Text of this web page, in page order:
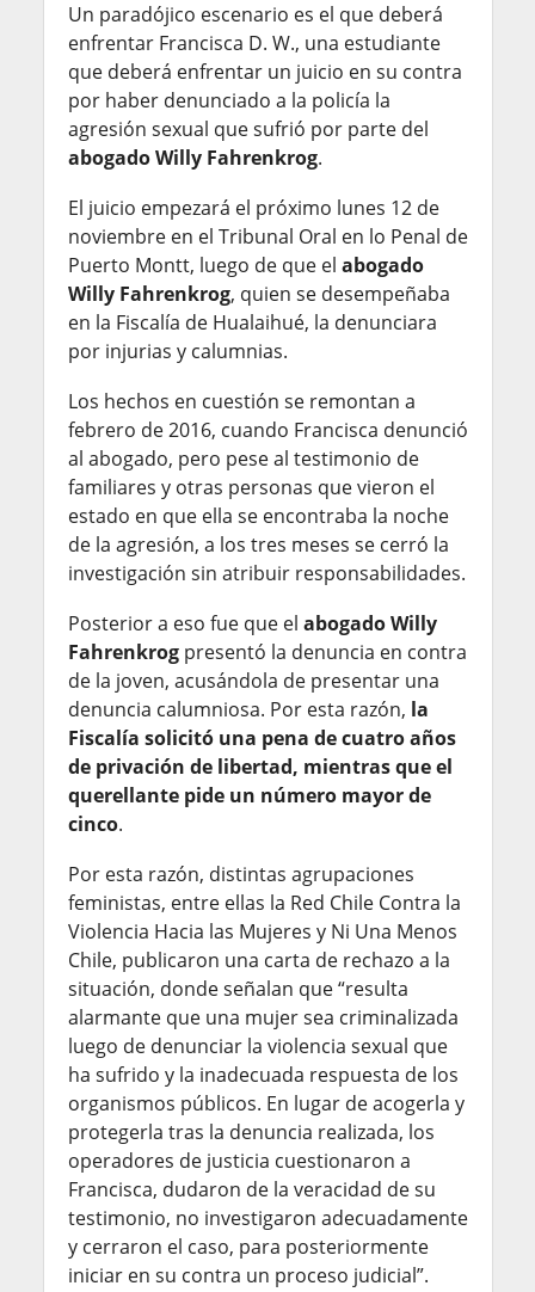
Un paradójico escenario es el que deberá
enfrentar Francisca D. W., una estudiante
que deberá enfrentar un juicio en su contra
por haber denunciado a la policía la
agresión sexual que sufrió por parte del
abogado Willy Fahrenkrog.
El juicio empezará el próximo lunes 12 de
noviembre en el Tribunal Oral en lo Penal de
Puerto Montt, luego de que el abogado
Willy Fahrenkrog, quien se desempeñaba
en la Fiscalía de Hualaihué, la denunciara
por injurias y calumnias.
Los hechos en cuestión se remontan a
febrero de 2016, cuando Francisca denunció
al abogado, pero pese al testimonio de
familiares y otras personas que vieron el
estado en que ella se encontraba la noche
de la agresión, a los tres meses se cerró la
investigación sin atribuir responsabilidades.
Posterior a eso fue que el abogado Willy
Fahrenkrogpresentó la denuncia en contra
de la joven, acusándola de presentar una
denuncia calumniosa. Por esta razón, la
Fiscalía solicitó una pena de cuatro años
de privación de libertad, mientras que el
querellante pide un número mayor de
cinco.
Por esta razón, distintas agrupaciones
feministas, entre ellas la Red Chile Contra la
Violencia Hacia las Mujeres y Ni Una Menos
Chile, publicaron una carta de rechazo a la
situación, donde señalan que “resulta
alarmante que una mujer sea criminalizada
luego de denunciar la violencia sexual que
ha sufrido y la inadecuada respuesta de los
organismos públicos. En lugar de acogerla y
protegerla tras la denuncia realizada, los
operadores de justicia cuestionaron a
Francisca, dudaron de la veracidad de su
testimonio, no investigaron adecuadamente
y cerraron el caso, para posteriormente
iniciar en su contra un proceso judicial”.